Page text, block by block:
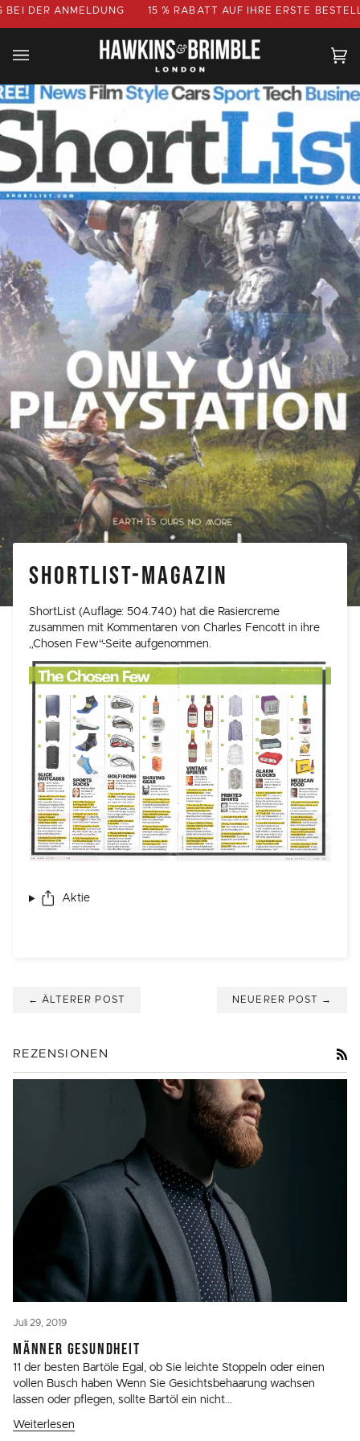
DirektANMELDUNG 15 % RABATT AUF IHRE ERSTE
SHORTLIST-MAGAZIN
ShortList (Auflage: 504.740) hat die Rasiercreme
zusammen mit Kommentaren von Charles Fencott in ihre
„Chosen Few“-Seite aufgenommen.
Aktie
← ÄLTERER POST NEUERER POST →
REZENSIONEN
Juli 29, 2019
MÄNNER GESUNDHEIT
11 der besten Bartöle Egal, ob Sie leichte Stoppeln oder einen
vollen Busch haben Wenn Sie Gesichtsbehaarung wachsen
lassen oder pflegen, sollte Bartöl ein nicht...
Weiterlesen